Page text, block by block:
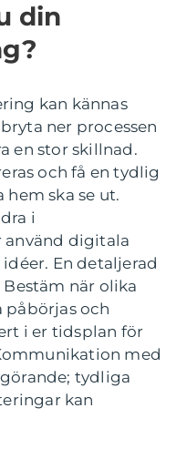
din
kan kännas
ner processen
en stor skillnad.
och få en tydlig
ska se ut.
i
digitala
En detaljerad
när olika
påbörjas och
i er tidsplan för
med
tydliga
kan